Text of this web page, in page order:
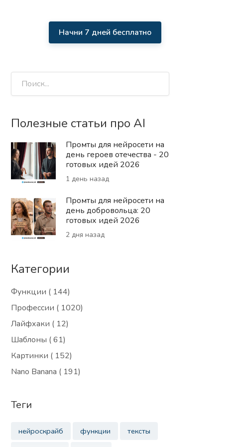
Начни 7 дней бесплатно
Полезные статьи про AI
Промты для нейросети на
день героев отечества - 20
готовых идей 2026
1 день назад
Промты для нейросети на
день добровольца: 20
готовых идей 2026
2 дня назад
Категории
Функции ( 144)
Профессии ( 1020)
Лайфхаки ( 12)
Шаблоны ( 61)
Картинки ( 152)
Nano Banana ( 191)
Теги
нейроскрайб функции
тексты